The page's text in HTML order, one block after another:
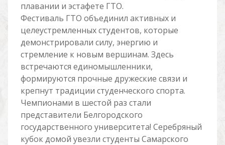
плавании и эстафете ГТО.
Фестиваль ГТО объединил активных и
целеустремленных студентов, которые
демонстрировали силу, энергию и
стремление к новым вершинам. Здесь
встречаются единомышленники,
формируются прочные дружеские связи и
крепнут традиции студенческого спорта.
Чемпионами в шестой раз стали
представители Белгородского
государственного университета! Серебряный
кубок домой увезли студенты Самарского